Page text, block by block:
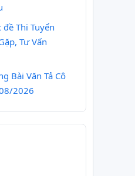
đề Thi Tuyển
Tư Vấn
Bài Văn Tả Cô
2026